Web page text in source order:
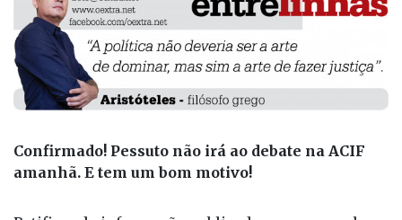
Confirmado! Pessuto não irá ao debate na ACIF